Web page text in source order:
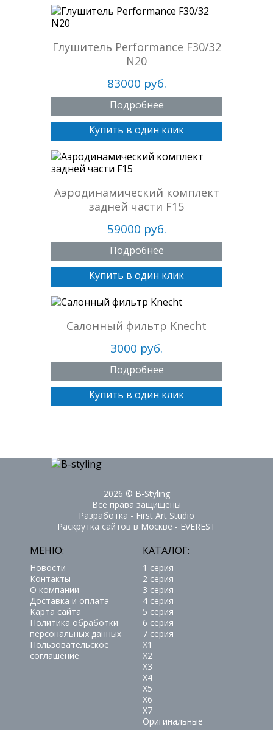
Глушитель Performance F30/32
N20
83000 руб.
Подробнее
Купить в один клик
Аэродинамический комплект
задней части F15
59000 руб.
Подробнее
Купить в один клик
Салонный фильтр Knecht
3000 руб.
Подробнее
Купить в один клик
2026 © B-Styling
Все права защищены
Разработка - First Art Studio
Раскрутка сайтов в Москве - EVEREST
МЕНЮ:
Новости
Контакты
О компании
Доставка и оплата
Карта сайта
Политика обработки
персональных данных
Пользовательское
соглашение
КАТАЛОГ:
1 серия
2 серия
3 серия
4 серия
5 серия
6 серия
7 серия
X1
X2
X3
X4
X5
X6
X7
Оригинальные